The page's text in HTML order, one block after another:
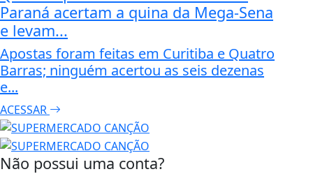
Paraná acertam a quina da Mega-Sena
e levam...
Apostas foram feitas em Curitiba e Quatro
Barras; ninguém acertou as seis dezenas
e...
ACESSAR
Não possui uma conta?